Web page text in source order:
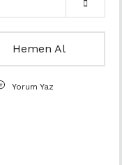
Hemen Al
Yorum Yaz